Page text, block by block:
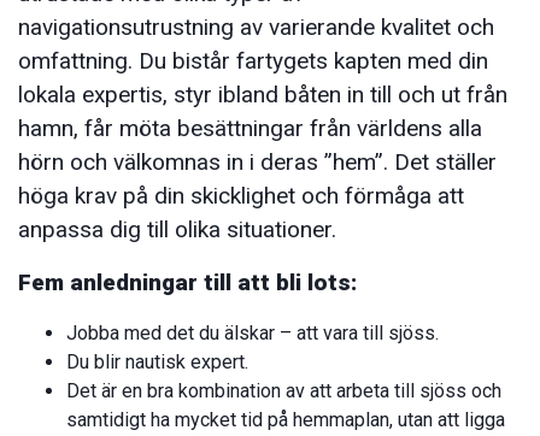
navigationsutrustning av varierande kvalitet och
omfattning. Du bistår fartygets kapten med din
lokala expertis, styr ibland båten in till och ut från
hamn, får möta besättningar från världens alla
hörn och välkomnas in i deras ”hem”. Det ställer
höga krav på din skicklighet och förmåga att
anpassa dig till olika situationer.
Fem anledningar till att bli lots:
Jobba med det du älskar – att vara till sjöss.
Du blir nautisk expert.
Det är en bra kombination av att arbeta till sjöss och
samtidigt ha mycket tid på hemmaplan, utan att ligga